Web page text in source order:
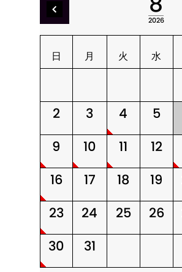
2026
日 月 火 水
2 3 4 5
9 10 11 12
16 17 18 19
23 24 25 26
30 31